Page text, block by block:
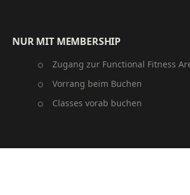
NUR MIT MEMBERSHIP
Zugang zur Functional Fitness
Vorrang beim Buchen
Classes vorab buchen